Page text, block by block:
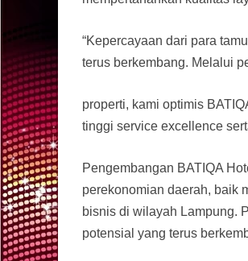
“Kepercayaan dari para
terus berkembang. Melalui
properti, kami optimis
tinggi service excellence
Pengembangan BATIQA
perekonomian daerah, baik
bisnis di wilayah Lampung.
potensial yang terus